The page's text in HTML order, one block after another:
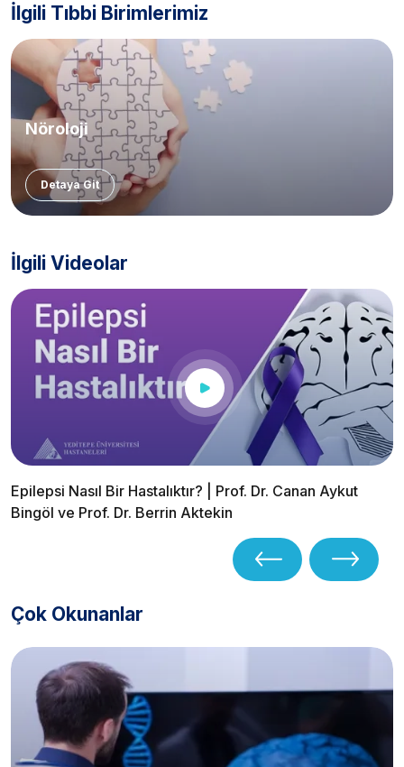
İlgili Tıbbi Birimlerimiz
Nöroloji
Detaya Git
İlgili Videolar
Epilepsi Nasıl Bir Hastalıktır? | Prof. Dr. Canan Aykut
Bingöl ve Prof. Dr. Berrin Aktekin
Çok Okunanlar